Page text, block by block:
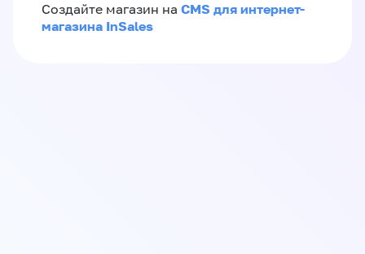
Создайте магазин на CMS для интернет-
магазина InSales